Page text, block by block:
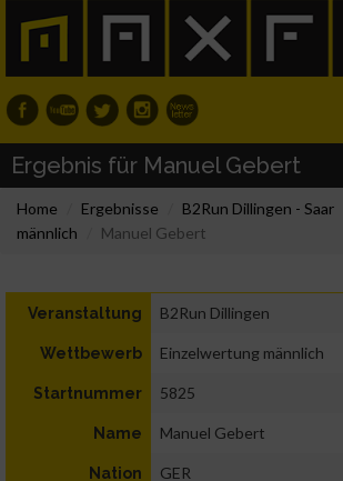
Ergebnis für Manuel Gebert
Home Ergebnisse B2Run Dillingen - Saar
männlich
Manuel Gebert
Veranstaltung B2Run Dillingen
Wettbewerb Einzelwertung männlich
Startnummer 5825
Name Manuel Gebert
Nation GER